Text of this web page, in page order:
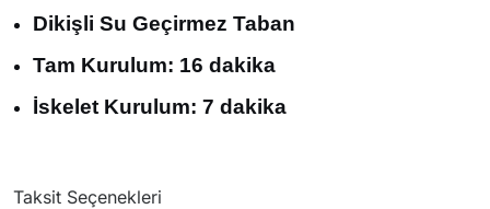
Dikişli Su Geçirmez Taban
Tam Kurulum: 16 dakika
İskelet Kurulum: 7 dakika
Taksit Seçenekleri